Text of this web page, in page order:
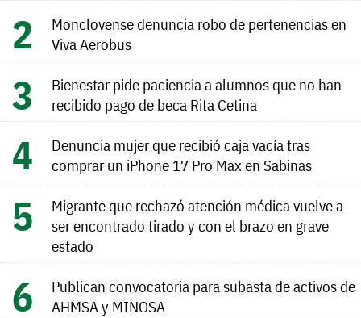
Monclovense denuncia robo de pertenencias en
Viva Aerobus
Bienestar pide paciencia a alumnos que no han
recibido pago de beca Rita Cetina
Denuncia mujer que recibió caja vacía tras
comprar un iPhone 17 Pro Max en Sabinas
Migrante que rechazó atención médica vuelve a
ser encontrado tirado y con el brazo en grave
estado
Publican convocatoria para subasta de activos de
AHMSA y MINOSA